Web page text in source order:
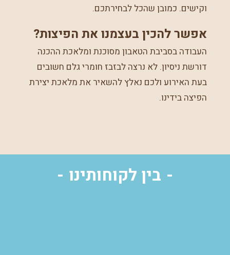
וקישים. כמובן שהכל לבחירתכם.
אפשר להכין בעצמנו את הפיצות?
העבודה בסביבת הטאבון מסוכנת ומלאכת ההכנה
דורשת ניסיון. לא נרצה לבזבז חומרי גלם חשובים
בעת האירוע ולכם נאלץ להשאיר את מלאכת יצירת
הפיצה בידינו.
בין לקוחותינו